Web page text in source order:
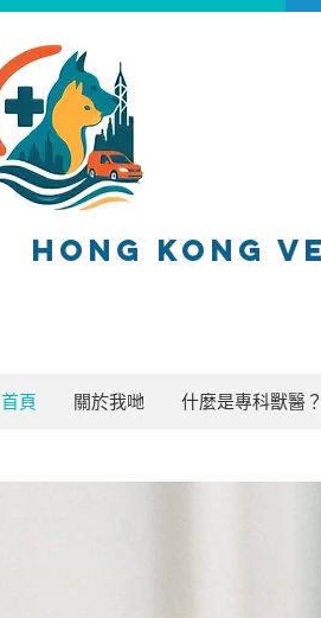
HONG KONG
首頁 關於我哋 什麼是專科獸醫？